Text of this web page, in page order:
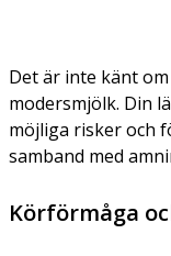
Det är inte känt
modersmjölk. Din
möjliga risker och
samband med
Körförmåga